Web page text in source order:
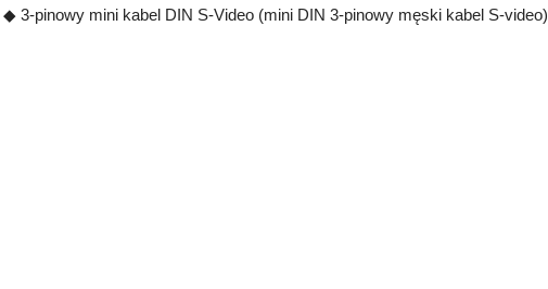
◆ 3-pinowy mini kabel DIN S-Video (mini DIN 3-pinowy męski kabel S-video)